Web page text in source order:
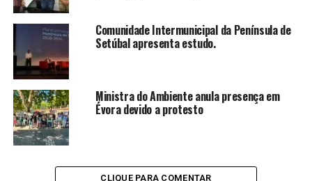
Comunidade Intermunicipal da Península de
Setúbal apresenta estudo.
Ministra do Ambiente anula presença em
Évora devido a protesto
CLIQUE PARA COMENTAR